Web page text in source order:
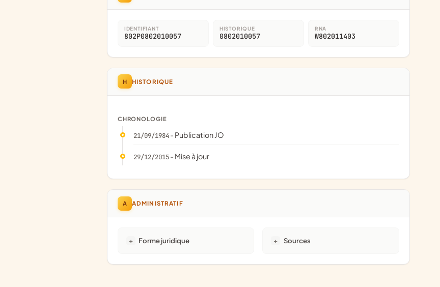
IDENTIFIANT
802P0802010057
HISTORIQUE
0802010057
RNA
W802011403
H HISTORIQUE
CHRONOLOGIE
21/09/1984- Publication JO
29/12/2015- Mise à jour
A ADMINISTRATIF
Forme juridique Sources